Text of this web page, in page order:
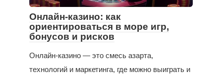
Онлайн-казино: как
ориентироваться в море игр,
бонусов и рисков
Онлайн-казино — это смесь азарта,
технологий и маркетинга, где можно выиграть и